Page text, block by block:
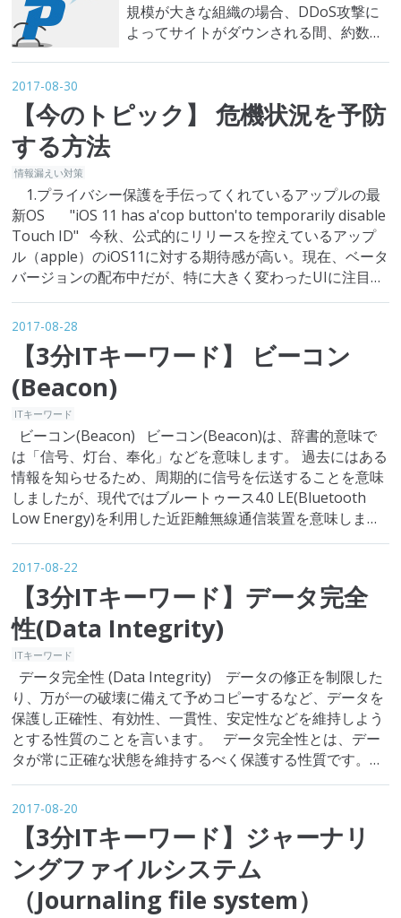
規模が大きな組織の場合、DDoS攻撃に
よってサイトがダウンされる間、約数百
のさらに難しいです。 DDoS攻撃は、ウ
ェブサイトの所有者には最悪のサイバー
2017-08-30
【今のトピック】 危機状況を予防
する方法
情報漏えい対策
1.プライバシー保護を手伝ってくれているアップルの最
新OS "iOS 11 has a'cop button'to temporarily disable
Touch ID" 今秋、公式的にリリースを控えているアップ
ル（apple）のiOS11に対する期待感が高い。現在、ベータ
バージョンの配布中だが、特に大きく変わったUIに注目が
集めている。 今回追加された新らしい機能…
2017-08-28
【3分ITキーワード】 ビーコン
(Beacon)
ITキーワード
ビーコン(Beacon) ビーコン(Beacon)は、辞書的意味で
は「信号、灯台、奉化」などを意味します。 過去にはある
情報を知らせるため、周期的に信号を伝送することを意味
しましたが、現代ではブルートゥース4.0 LE(Bluetooth
Low Energy)を利用した近距離無線通信装置を意味しま
す。 皆さんは代表的な近距離無線通信の技術として
NFC、ブルートゥースなどを知っていらっ…
2017-08-22
【3分ITキーワード】データ完全
性(Data Integrity)
ITキーワード
データ完全性 (Data Integrity) データの修正を制限した
り、万が一の破壊に備えて予めコピーするなど、データを
保護し正確性、有効性、一貫性、安定性などを維持しよう
とする性質のことを言います。 データ完全性とは、デー
タが常に正確な状態を維持するべく保護する性質です。し
たがって、データ完全性を強制的に適用すれば、データベ
ースにあるデータの品質が保障されます。逆に、データ完
全性…
2017-08-20
【3分ITキーワード】ジャーナリ
ングファイルシステム
（Journaling file system）